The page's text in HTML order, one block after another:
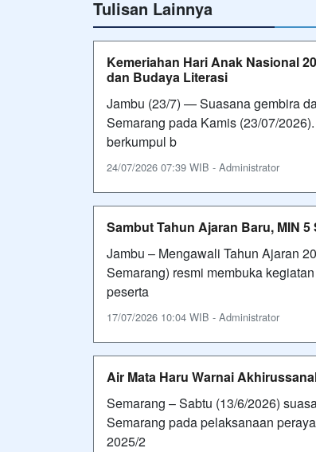
Tulisan Lainnya
Kemeriahan Hari Anak Nasional
dan Budaya Literasi
Jambu (23/7) — Suasana gembira
Semarang pada Kamis (23/07/
berkumpul b
24/07/2026 07:39 WIB - Administrator
Sambut Tahun Ajaran Baru, MIN
Jambu – Mengawali Tahun Ajaran
Semarang) resmi membuka
peserta
17/07/2026 10:04 WIB - Administrator
Air Mata Haru Warnai
Semarang – Sabtu (13/6/2026)
Semarang pada pelaksanaan
2025/2